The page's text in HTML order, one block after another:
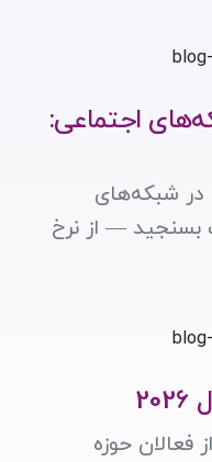
اجتماعی:
در شبکه‌های
— از نرخ
فعالان حوزه